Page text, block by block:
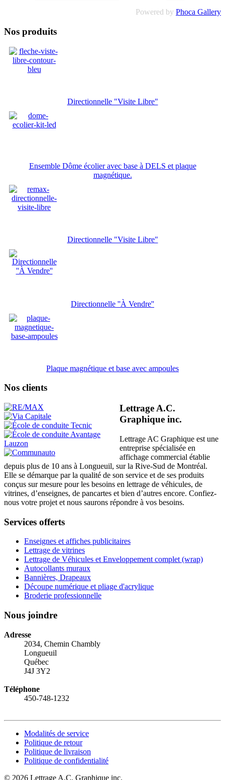
Powered by Phoca Gallery
Nos produits
Directionnelle "Visite Libre"
Ensemble Dôme écolier avec base à DELS et plaque
magnétique.
Directionnelle "Visite Libre"
Directionnelle ''À Vendre''
Plaque magnétique et base avec ampoules
Nos clients
Lettrage A.C.
Graphique inc.
Lettrage AC Graphique est une
entreprise spécialisée en
affichage commercial établie
depuis plus de 10 ans à Longueuil, sur la Rive-Sud de Montréal.
Elle se démarque par la qualité de son service et de ses produits
conçus sur mesure pour les besoins en lettrage de véhicules, de
vitrines, d’enseignes, de pancartes et bien d’autres encore. Confiez-
nous votre projet et nous saurons répondre à vos besoins.
Services offerts
Enseignes et affiches publicitaires
Lettrage de vitrines
Lettrage de Véhicules et Enveloppement complet (wrap)
Autocollants muraux
Bannières, Drapeaux
Découpe numérique et pliage d'acrylique
Broderie professionnelle
Nous joindre
Adresse
2034, Chemin Chambly
Longueuil
Québec
J4J 3Y2
Téléphone
450-748-1232
Modalités de service
Politique de retour
Politique de livraison
Politique de confidentialité
© 2026 Lettrage A.C. Graphique inc.